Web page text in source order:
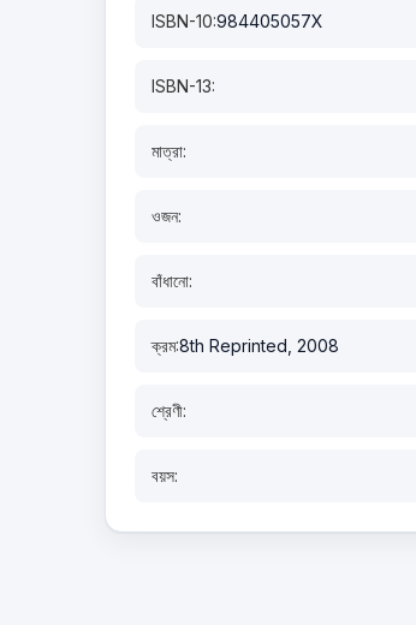
ISBN-10:984405057X
ISBN-13:
মাত্রা:
ওজন:
বাঁধানো:
ক্রম:8th Reprinted, 2008
শ্রেণী:
বয়স: